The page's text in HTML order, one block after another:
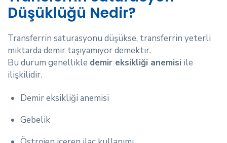
Düşüklüğü Nedir?
Transferrin saturasyonu düşükse, transferrin yeterli
miktarda demir taşıyamıyor demektir.
Bu durum genellikle demir eksikliği anemisi ile
ilişkilidir.
Demir eksikliği anemisi
Gebelik